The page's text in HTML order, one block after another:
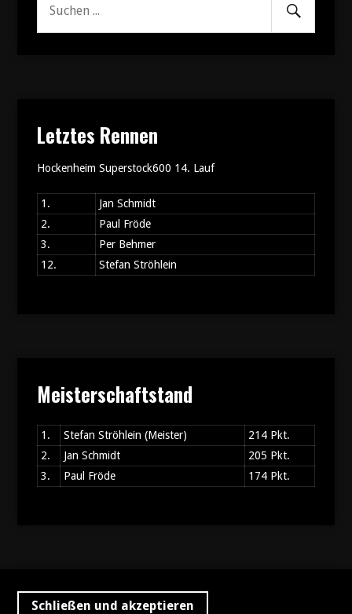
Suche
Senden
Letztes Rennen
Hockenheim Superstock600 14. Lauf
1.
Jan Schmidt
2.
Paul Fröde
3.
Per Behmer
12.
Stefan Ströhlein
Meisterschaftstand
1. Stefan Ströhlein (Meister)
214 Pkt.
2.
Jan Schmidt
205 Pkt.
3.
Paul Fröde 174 Pkt.